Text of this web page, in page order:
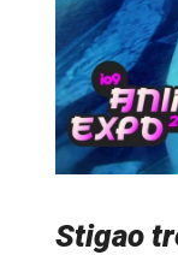
Stigao